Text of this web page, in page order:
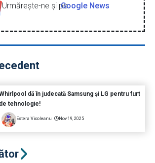
Urmăreşte-ne şi peGoogle News
dă în judecată Samsung și LG pentru furt
de tehnologie!
Estera Vicoleanu Nov 19, 2025